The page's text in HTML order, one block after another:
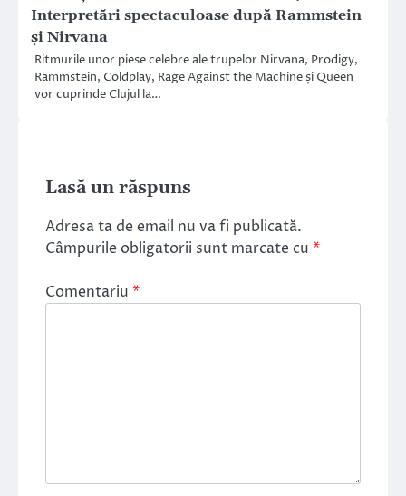
Interpretări spectaculoase după Rammstein
și Nirvana
Ritmurile unor piese celebre ale trupelor Nirvana, Prodigy,
Rammstein, Coldplay, Rage Against the Machine și Queen
vor cuprinde Clujul la…
Lasă un răspuns
Adresa ta de email nu va fi publicată.
Câmpurile obligatorii sunt marcate cu *
Comentariu *